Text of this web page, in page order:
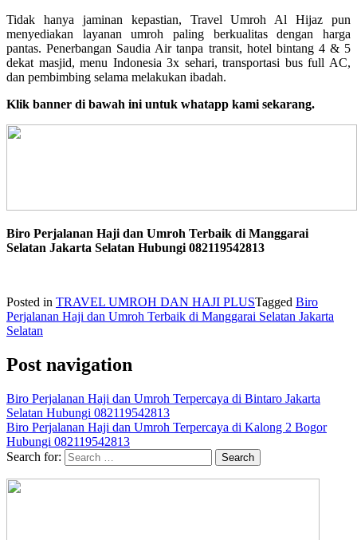
Tidak hanya jaminan kepastian, Travel Umroh Al Hijaz pun
menyediakan layanan umroh paling berkualitas dengan harga
pantas. Penerbangan Saudia Air tanpa transit, hotel bintang 4 & 5
dekat masjid, menu Indonesia 3x sehari, transportasi bus full AC,
dan pembimbing selama melakukan ibadah.
Klik banner di bawah ini untuk whatapp kami sekarang.
Biro Perjalanan Haji dan Umroh Terbaik di Manggarai
Selatan Jakarta Selatan Hubungi 082119542813
Posted in TRAVEL UMROH DAN HAJI PLUSTagged Biro
Perjalanan Haji dan Umroh Terbaik di Manggarai Selatan Jakarta
Selatan
Post navigation
Biro Perjalanan Haji dan Umroh Terpercaya di Bintaro Jakarta
Selatan Hubungi 082119542813
Biro Perjalanan Haji dan Umroh Terpercaya di Kalong 2 Bogor
Hubungi 082119542813
Search for: